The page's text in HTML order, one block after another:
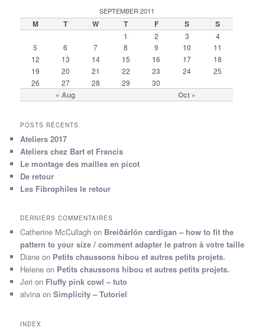
SEPTEMBER 2011
M T W T F S S
« Aug Oct »
1 2 3 4
5 6 7 8 9 10
11
12
13 14 15 16 17
18
19
20 21 22 23 24
25
26
27 28 29 30
POSTS RÉCENTS
Ateliers 2017
Ateliers chez Bart et Francis
Le montage des mailles en picot
De retour
Les Fibrophiles le retour
DERNIERS COMMENTAIRES
Catherine McCullagh on Breiðárlón cardigan – how to fit the
pattern to your size / comment adapter le patron à votre taille
Diane on Petits chaussons hibou et autres petits projets.
Helene on Petits chaussons hibou et autres petits projets.
Jeri on Fluffy pink cowl – tuto
alvina onSimplicity – Tutoriel
INDEX